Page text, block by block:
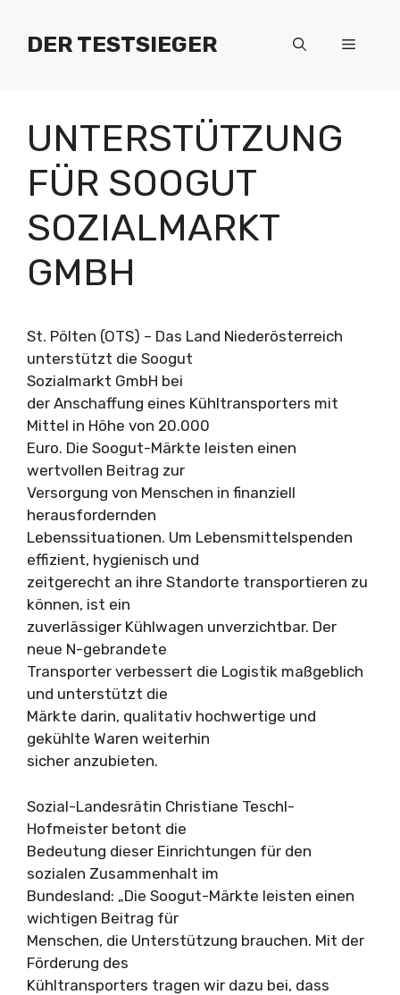
Inhalt
springenDER TESTSIEGER Menü
UNTERSTÜTZUNG
FÜR SOOGUT
SOZIALMARKT
GMBH
St. Pölten (OTS) – Das Land Niederösterreich
unterstützt die Soogut
Sozialmarkt GmbH bei
der Anschaffung eines Kühltransporters mit
Mittel in Höhe von 20.000
Euro. Die Soogut-Märkte leisten einen
wertvollen Beitrag zur
Versorgung von Menschen in finanziell
herausfordernden
Lebenssituationen. Um Lebensmittelspenden
effizient, hygienisch und
zeitgerecht an ihre Standorte transportieren zu
können, ist ein
zuverlässiger Kühlwagen unverzichtbar. Der
neue N-gebrandete
Transporter verbessert die Logistik maßgeblich
und unterstützt die
Märkte darin, qualitativ hochwertige und
gekühlte Waren weiterhin
sicher anzubieten.
Sozial-Landesrätin Christiane Teschl-
Hofmeister betont die
Bedeutung dieser Einrichtungen für den
sozialen Zusammenhalt im
Bundesland: „Die Soogut-Märkte leisten einen
wichtigen Beitrag für
Menschen, die Unterstützung brauchen. Mit der
Förderung des
Kühltransporters tragen wir dazu bei, dass